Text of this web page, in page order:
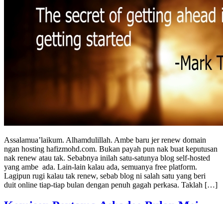
Assalamua’laikum. Alhamdulillah. Ambe baru jer renew domain
ngan hosting hafizmohd.com. Bukan payah pun nak buat keputusan
nak renew atau tak. Sebabnya inilah satu-satunya blog self-hosted
yang ambe ada. Lain-lain kalau ada, semuanya free platform.
Lagipun rugi kalau tak renew, sebab blog ni salah satu yang beri
duit online tiap-tiap bulan dengan penuh gagah perkasa. Taklah […]